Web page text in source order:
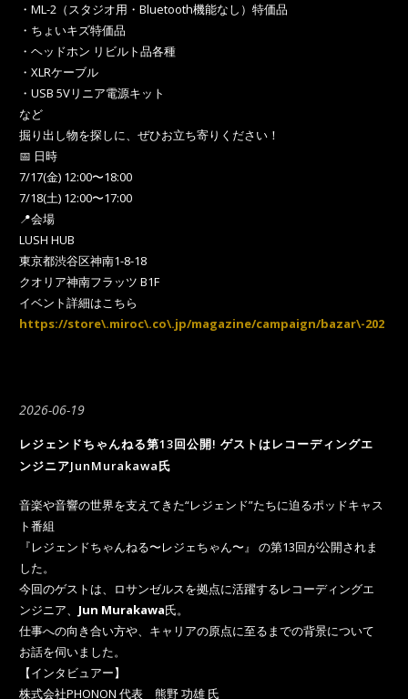
・ML-2（スタジオ用・Bluetooth機能なし）特価品
・ちょいキズ特価品
・ヘッドホン リビルト品各種
・XLRケーブル
・USB 5Vリニア電源キット
など
掘り出し物を探しに、ぜひお立ち寄りください！
📅 日時
7/17(金) 12:00〜18:00
7/18(土) 12:00〜17:00
📍会場
LUSH HUB
東京都渋谷区神南1-8-18
クオリア神南フラッツ B1F
イベント詳細はこちら
https://store\.miroc\.co\.jp/magazine/campaign/bazar\-2026\-
2026-06-19
レジェンドちゃんねる第13回公開! ゲストはレコーディングエ
ンジニアJunMurakawa氏
音楽や音響の世界を支えてきた“レジェンド”たちに迫るポッドキャス
ト番組
『レジェンドちゃんねる〜レジェちゃん〜』 の第13回が公開されま
した。
今回のゲストは、ロサンゼルスを拠点に活躍するレコーディングエ
ンジニア、 Jun Murakawa氏。
仕事への向き合い方や、キャリアの原点に至るまでの背景について
お話を伺いました。
【インタビュアー】
株式会社PHONON 代表 熊野 功雄 氏